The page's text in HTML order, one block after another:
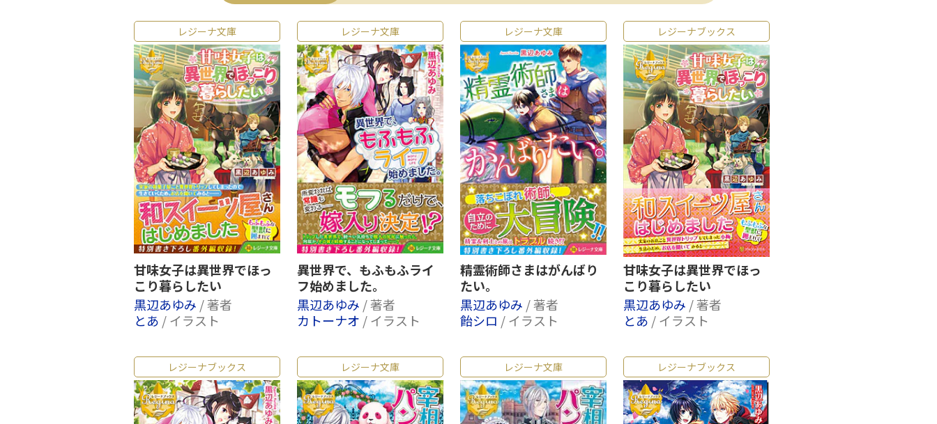
レジーナ文庫
甘味女子は異世界でほっ
こり暮らしたい
黒辺あゆみ / 著者
とあ / イラスト
レジーナ文庫
異世界で、もふもふライ
フ始めました。
黒辺あゆみ / 著者
カトーナオ / イラスト
レジーナ文庫
精霊術師さまはがんばり
たい。
黒辺あゆみ / 著者
飴シロ / イラスト
レジーナブックス
甘味女子は異世界でほっ
こり暮らしたい
黒辺あゆみ / 著者
とあ / イラスト
レジーナブックス レジーナ文庫 レジーナ文庫 レジーナブックス